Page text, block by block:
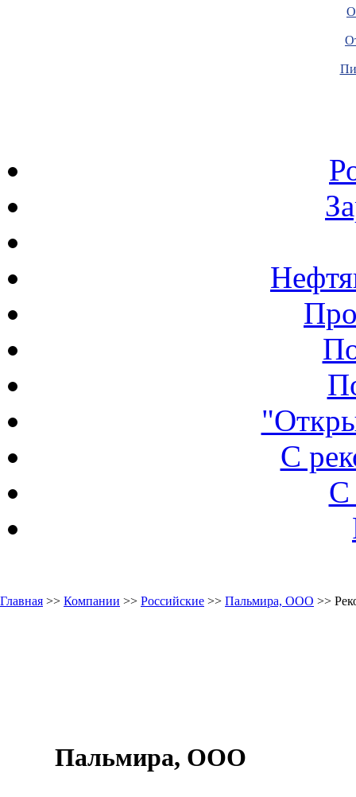
С
С
Главная >> Компании >> Российские >> Пальмира, ООО >>
Пальмира, ООО